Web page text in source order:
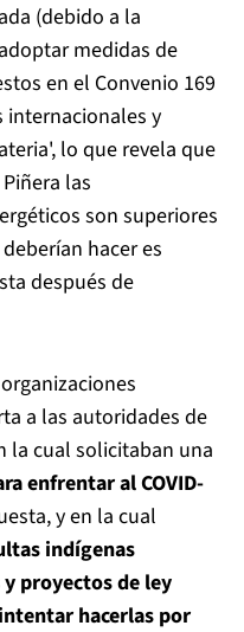
(debido a la
medidas de
en el Convenio 169
internacionales y
lo que revela que
las
son superiores
hacer es
después de
a las autoridades de
la cual solicitaban una
enfrentar al COVID-
y en la cual
indígenas
proyectos de ley
hacerlas por